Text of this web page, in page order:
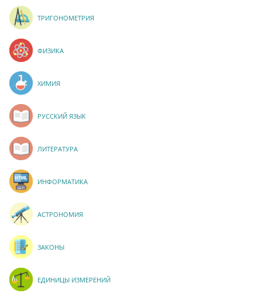
ТРИГОНОМЕТРИЯ
ФИЗИКА
ХИМИЯ
РУССКИЙ ЯЗЫК
ЛИТЕРАТУРА
ИНФОРМАТИКА
АСТРОНОМИЯ
ЗАКОНЫ
ЕДИНИЦЫ ИЗМЕРЕНИЙ